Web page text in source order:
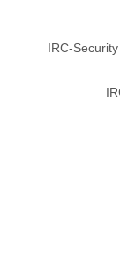
IRC-Security